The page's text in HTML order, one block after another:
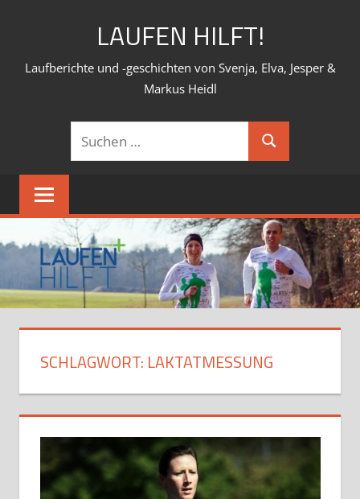
LAUFEN HILFT!
Laufberichte und -geschichten von Svenja, Elva, Jesper &
Markus Heidl
Suchen
nach:
Suchen
SCHLAGWORT: LAKTATMESSUNG